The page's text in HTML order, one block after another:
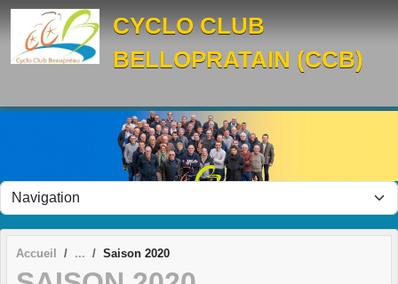
CYCLO CLUB
BELLOPRATAIN (CCB)
Accueil Saison 2020
Panneau de gestion des cookies